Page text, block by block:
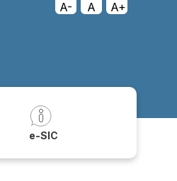
A- A
A+
e-SIC